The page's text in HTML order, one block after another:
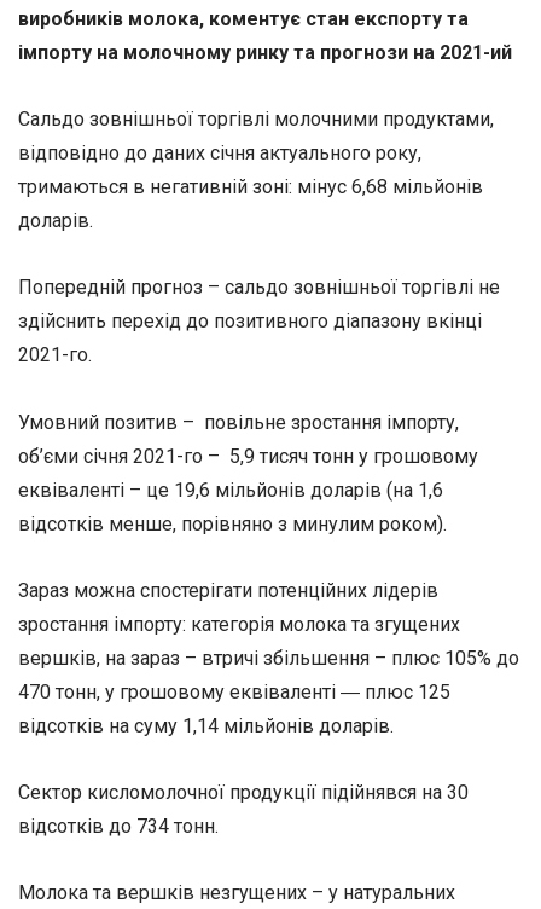
виробників молока, коментує стан експорту та
імпорту на молочному ринку та прогнози на 2021-ий
Сальдо зовнішньої торгівлі молочними продуктами,
відповідно до даних січня актуального року,
тримаються в негативній зоні: мінус 6,68 мільйонів
доларів.
Попередній прогноз – сальдо зовнішньої торгівлі не
здійснить перехід до позитивного діапазону вкінці
2021-го.
Умовний позитив – повільне зростання імпорту,
об’єми січня 2021-го – 5,9 тисяч тонн у грошовому
еквіваленті – це 19,6 мільйонів доларів (на 1,6
відсотків менше, порівняно з минулим роком).
Зараз можна спостерігати потенційних лідерів
зростання імпорту: категорія молока та згущених
вершків, на зараз – втричі збільшення – плюс 105% до
470 тонн, у грошовому еквіваленті ― плюс 125
відсотків на суму 1,14 мільйонів доларів.
Сектор кисломолочної продукції підійнявся на 30
відсотків до 734 тонн.
Молока та вершків незгущених – у натуральних